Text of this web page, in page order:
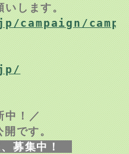
ぜひ、ダウンロードお願いします。
中！／
です。
、募集中！